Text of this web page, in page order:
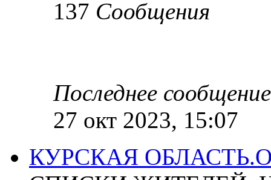
137 Сообщения
Последнее сообщение
27 окт 2023, 15:07
КУРСКАЯ